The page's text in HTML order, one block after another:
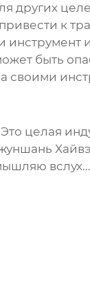
других
к
инструмент
быть
своими
целая